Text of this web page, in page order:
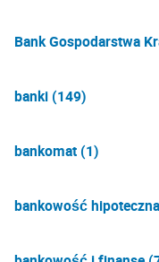
Bank Gospodarstwa
banki (149)
bankomat (1)
bankowość